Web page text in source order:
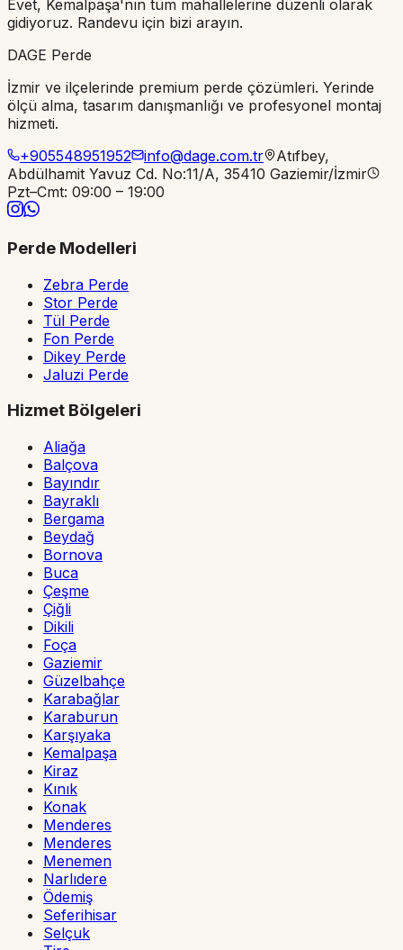
Evet, Kemalpaşa'nın tüm mahallelerine düzenli olarak
gidiyoruz. Randevu için bizi arayın.
DAGE Perde
İzmir ve ilçelerinde premium perde çözümleri. Yerinde
ölçü alma, tasarım danışmanlığı ve profesyonel montaj
hizmeti.
+905548951952
info@dage.com.tr
Atıfbey,
Abdülhamit Yavuz Cd. No:11/A, 35410 Gaziemir/İzmir
Pzt–Cmt: 09:00 – 19:00
Perde Modelleri
Zebra Perde
Stor Perde
Tül Perde
Fon Perde
Dikey Perde
Jaluzi Perde
Hizmet Bölgeleri
Aliağa
Balçova
Bayındır
Bayraklı
Bergama
Beydağ
Bornova
Buca
Çeşme
Çiğli
Dikili
Foça
Gaziemir
Güzelbahçe
Karabağlar
Karaburun
Karşıyaka
Kemalpaşa
Kiraz
Kınık
Konak
Menderes
Menderes
Menemen
Narlıdere
Ödemiş
Seferihisar
Selçuk